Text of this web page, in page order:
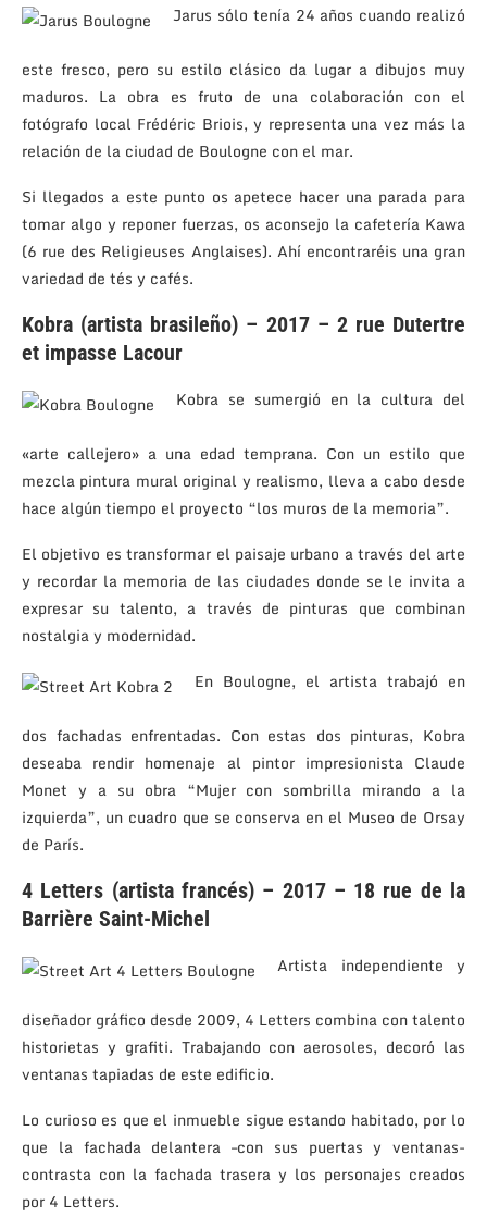
Jarus sólo tenía 24 años cuando realizó
este fresco, pero su estilo clásico da lugar a dibujos muy
maduros. La obra es fruto de una colaboración con el
fotógrafo local Frédéric Briois, y representa una vez más la
relación de la ciudad de Boulogne con el mar.
Si llegados a este punto os apetece hacer una parada para
tomar algo y reponer fuerzas, os aconsejo la cafetería Kawa
(6 rue des Religieuses Anglaises). Ahí encontraréis una gran
variedad de tés y cafés.
Kobra (artista brasileño) – 2017 – 2 rue Dutertre
et impasse Lacour
Kobra se sumergió en la cultura del
«arte callejero» a una edad temprana. Con un estilo que
mezcla pintura mural original y realismo, lleva a cabo desde
hace algún tiempo el proyecto “los muros de la memoria”.
El objetivo es transformar el paisaje urbano a través del arte
y recordar la memoria de las ciudades donde se le invita a
expresar su talento, a través de pinturas que combinan
nostalgia y modernidad.
En Boulogne, el artista trabajó en
dos fachadas enfrentadas. Con estas dos pinturas, Kobra
deseaba rendir homenaje al pintor impresionista Claude
Monet y a su obra “Mujer con sombrilla mirando a la
izquierda”, un cuadro que se conserva en el Museo de Orsay
de París.
4 Letters (artista francés) – 2017 – 18 rue de la
Barrière Saint-Michel
Artista independiente y
diseñador gráfico desde 2009, 4 Letters combina con talento
historietas y grafiti. Trabajando con aerosoles, decoró las
ventanas tapiadas de este edificio.
Lo curioso es que el inmueble sigue estando habitado, por lo
que la fachada delantera –con sus puertas y ventanas-
contrasta con la fachada trasera y los personajes creados
por 4 Letters.